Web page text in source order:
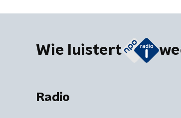
Wie luistert
Radio